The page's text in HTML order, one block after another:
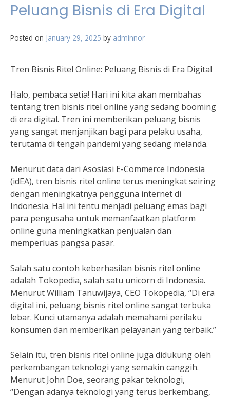
Peluang Bisnis di Era Digital
Posted on January 29, 2025 by adminnor
Tren Bisnis Ritel Online: Peluang Bisnis di Era Digital
Halo, pembaca setia! Hari ini kita akan membahas
tentang tren bisnis ritel online yang sedang booming
di era digital. Tren ini memberikan peluang bisnis
yang sangat menjanjikan bagi para pelaku usaha,
terutama di tengah pandemi yang sedang melanda.
Menurut data dari Asosiasi E-Commerce Indonesia
(idEA), tren bisnis ritel online terus meningkat seiring
dengan meningkatnya pengguna internet di
Indonesia. Hal ini tentu menjadi peluang emas bagi
para pengusaha untuk memanfaatkan platform
online guna meningkatkan penjualan dan
memperluas pangsa pasar.
Salah satu contoh keberhasilan bisnis ritel online
adalah Tokopedia, salah satu unicorn di Indonesia.
Menurut William Tanuwijaya, CEO Tokopedia, “Di era
digital ini, peluang bisnis ritel online sangat terbuka
lebar. Kunci utamanya adalah memahami perilaku
konsumen dan memberikan pelayanan yang terbaik.”
Selain itu, tren bisnis ritel online juga didukung oleh
perkembangan teknologi yang semakin canggih.
Menurut John Doe, seorang pakar teknologi,
“Dengan adanya teknologi yang terus berkembang,